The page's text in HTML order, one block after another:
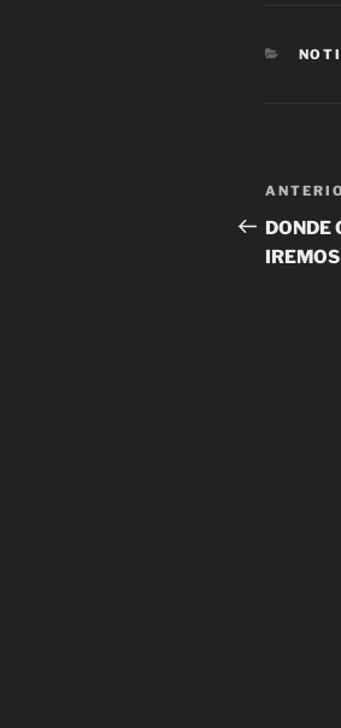
de
Entrada
anterior
DONDE